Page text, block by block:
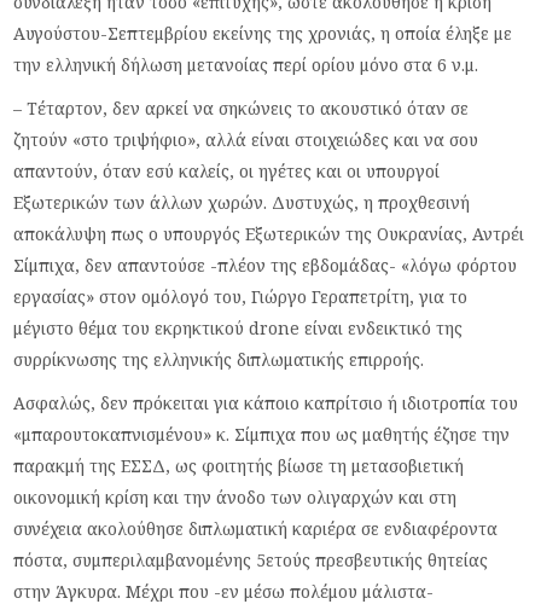
Αυγούστου-Σεπτεμβρίου εκείνης της χρονιάς, η οποία έληξε με
την ελληνική δήλωση μετανοίας περί ορίου μόνο στα 6 ν.μ.
– Τέταρτον, δεν αρκεί να σηκώνεις το ακουστικό όταν σε
ζητούν «στο τριψήφιο», αλλά είναι στοιχειώδες και να σου
απαντούν, όταν εσύ καλείς, οι ηγέτες και οι υπουργοί
Εξωτερικών των άλλων χωρών. Δυστυχώς, η προχθεσινή
αποκάλυψη πως ο υπουργός Εξωτερικών της Ουκρανίας, Αντρέι
Σίμπιχα, δεν απαντούσε -πλέον της εβδομάδας- «λόγω φόρτου
εργασίας» στον ομόλογό του, Γιώργο Γεραπετρίτη, για το
μέγιστο θέμα του εκρηκτικού drone είναι ενδεικτικό της
συρρίκνωσης της ελληνικής διπλωματικής επιρροής.
Ασφαλώς, δεν πρόκειται για κάποιο καπρίτσιο ή ιδιοτροπία του
«μπαρουτοκαπνισμένου» κ. Σίμπιχα που ως μαθητής έζησε την
παρακμή της ΕΣΣΔ, ως φοιτητής βίωσε τη μετασοβιετική
οικονομική κρίση και την άνοδο των ολιγαρχών και στη
συνέχεια ακολούθησε διπλωματική καριέρα σε ενδιαφέροντα
πόστα, συμπεριλαμβανομένης 5ετούς πρεσβευτικής θητείας
στην Άγκυρα. Μέχρι που -εν μέσω πολέμου μάλιστα-